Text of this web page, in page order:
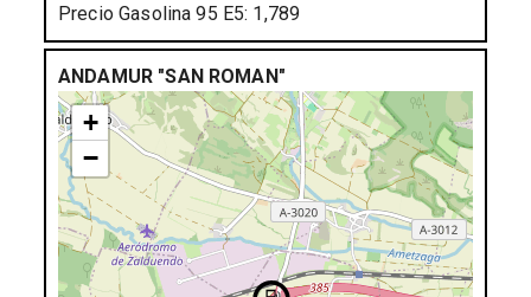
Precio Gasolina 95 E5: 1,789
ANDAMUR "SAN ROMAN"
+
−